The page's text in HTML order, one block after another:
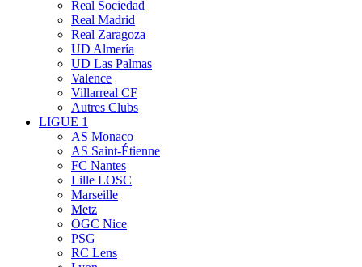
Real Sociedad
Real Madrid
Real Zaragoza
UD Almería
UD Las Palmas
Valence
Villarreal CF
Autres Clubs
LIGUE 1
AS Monaco
AS Saint-Étienne
FC Nantes
Lille LOSC
Marseille
Metz
OGC Nice
PSG
RC Lens